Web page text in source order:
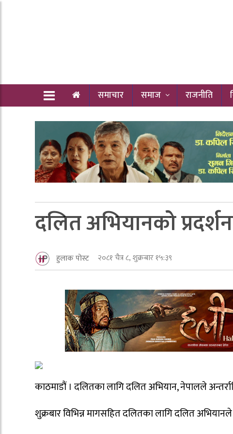
समाचार समाज राजनीति
दलित अभियानको
हुलाक पोस्ट २०८१ चैत्र ८, शुक्रबार १५:३९
काठमाडौं । दलितका लागि दलित अभियान, नेपालले
शुक्रबार विभिन्न मागसहित दलितका लागि दलित अभियानले